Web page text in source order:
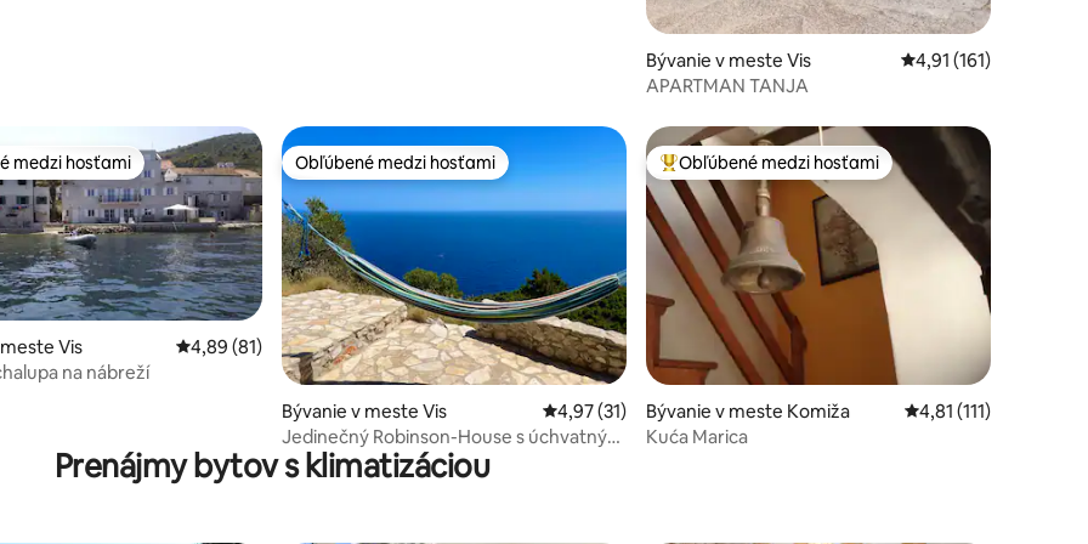
Bývanie v meste Vis Priemerné
4,91 (161)
APARTMAN TANJA
z 5, počet hodnotení: 154
medzi hosťami
medzi hosťami
Vis Priemerné ohodnotenie 4,89 z 5, počet hodnotení: 81
4,89 (81)
na nábreží
Obľúbené medzi hosťami
Obľúbené medzi hosťami
Bývanie v meste Vis Priemerné ohodnotenie 4,97 z 5, počet hodnotení: 31
4,97 (31)
Jedinečný Robinson-House s úchvatným
výhľadom na more
Najobľúbenejšie medzi hosťami
Obľúbené medzi hosťami
Bývanie v meste Komiža Priemerné
4,81 (111)
Kuća Marica
Prenájmy bytov s klimatizáciou